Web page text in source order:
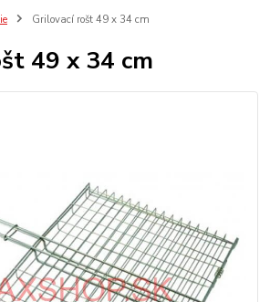
Grilovací rošt 49 x 34 cm
49 x 34 cm